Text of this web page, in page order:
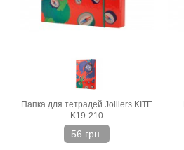
Папка для тетрадей Jolliers KITE
K19-210
56 грн.